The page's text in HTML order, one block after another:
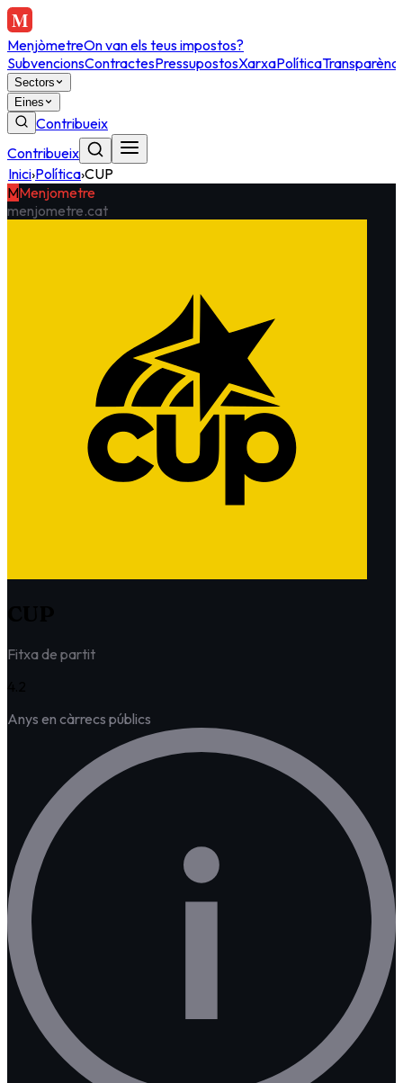
MenjòmetreOn van els teus impostos?
SubvencionsContractesPressupostosXarxaPolítica
Sectors
Eines
Contribueix
Contribueix
Inici›Política›CUP
MMenjometre
menjometre.cat
Fitxa de partit
Anys en càrrecs públics
i